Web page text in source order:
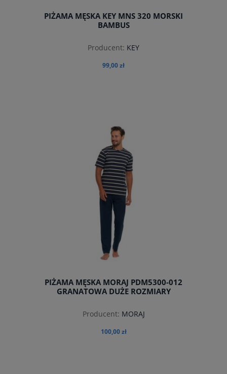
PIŻAMA MĘSKA KEY MNS 320 MORSKI
BAMBUS
Producent: KEY
99,00 zł
do koszyka
PIŻAMA MĘSKA MORAJ PDM5300-012
GRANATOWA DUŻE ROZMIARY
Producent: MORAJ
100,00 zł